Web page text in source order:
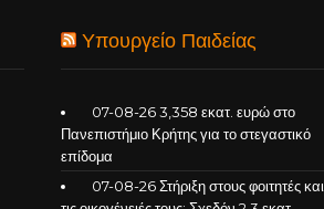
Υπουργείο Παιδείας
07-08-26 3,358 εκατ. ευρώ στο
Πανεπιστήμιο Κρήτης για το στεγαστικό
επίδομα
07-08-26 Στήριξη στους φοιτητές και